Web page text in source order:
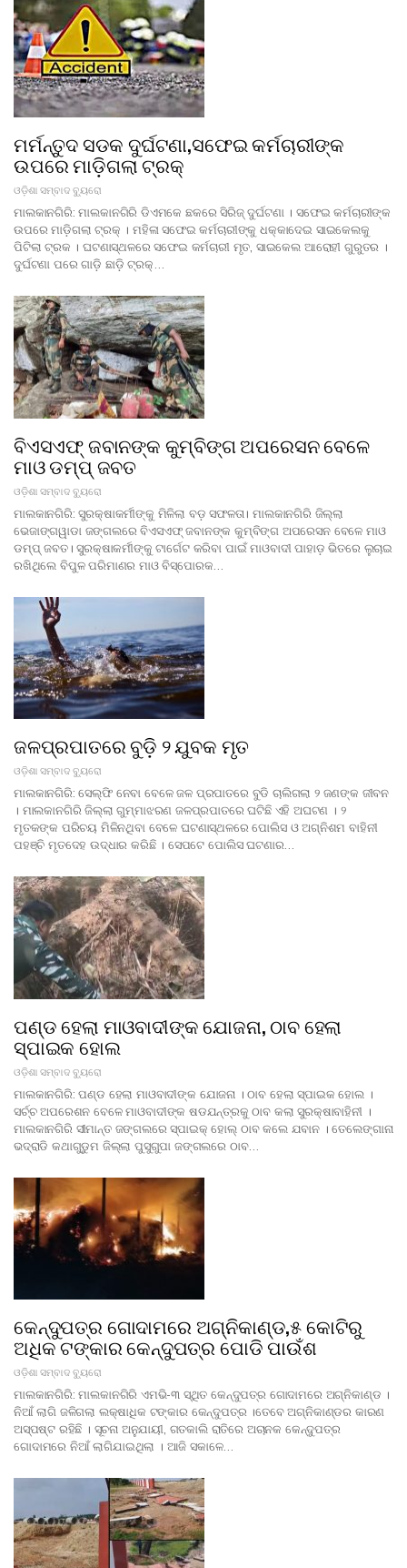
ମର୍ମନ୍ତୁଦ ସଡକ ଦୁର୍ଘଟଣା,ସଫେଇ କର୍ମଚାରୀଙ୍କ
ଉପରେ ମାଡ଼ିଗଲା ଟ୍ରକ୍‌
ଓଡ଼ିଶା ସମ୍ବାଦ ବ୍ୟୁରୋ
ମାଲକାନଗିରି: ମାଲକାନଗିରି ଡିଏମକେ ଛକରେ ସିରିଜ୍‌ ଦୁର୍ଘଟଣା । ସଫେଇ କର୍ମଚାରୀଙ୍କ
ଉପରେ ମାଡ଼ିଗଲା ଟ୍ରକ୍‌ । ମହିଳା ସଫେଇ କର୍ମଚାରୀଙ୍କୁ ଧକ୍କାଦେଇ ସାଇକେଲକୁ
ପିଟିଲା ଟ୍ରକ । ଘଟଣାସ୍ଥଳରେ ସଫେଇ କର୍ମଚାରୀ ମୃତ, ସାଇକେଲ ଆରୋହୀ ଗୁରୁତର ।
ଦୁର୍ଘଟଣା ପରେ ଗାଡ଼ି ଛାଡ଼ି ଟ୍ରକ୍‌…
ବିଏସଏଫ୍ ଜବାନଙ୍କ କୁମ୍ବିଙ୍ଗ ଅପରେସନ ବେଳେ
ମାଓ ଡମ୍ପ୍ ଜବତ
ଓଡ଼ିଶା ସମ୍ବାଦ ବ୍ୟୁରୋ
ମାଲକାନଗିରି: ସୁରକ୍ଷାକର୍ମୀଙ୍କୁ ମିଳିଲା ବଡ଼ ସଫଳତା। ମାଲକାନଗିରି ଜିଲ୍ଲା
ଭେଜାଙ୍ଗୱାଡା ଜଙ୍ଗଲରେ ବିଏସଏଫ୍ ଜବାନଙ୍କ କୁମ୍ବିଙ୍ଗ ଅପରେସନ ବେଳେ ମାଓ
ଡମ୍ପ୍ ଜବତ। ସୁରକ୍ଷାକର୍ମୀଙ୍କୁ ଟାର୍ଗେଟ କରିବା ପାଇଁ ମାଓବାଦୀ ପାହାଡ଼ ଭିତରେ ଲୁଚାଇ
ରଖିଥିଲେ ବିପୁଳ ପରିମାଣର ମାଓ ବିସ୍ପୋରକ…
ଜଳପ୍ରପାତରେ ବୁଡ଼ି ୨ ଯୁବକ ମୃତ
ଓଡ଼ିଶା ସମ୍ବାଦ ବ୍ୟୁରୋ
ମାଲକାନଗିରି: ସେଲ୍ଫି ନେବା ବେଳେ ଜଳ ପ୍ରପାତରେ ବୁଡି ଚାଲିଗଲା ୨ ଜଣଙ୍କ ଜୀବନ
। ମାଲକାନଗିରି ଜିଲ୍ଲା ଗୁମ୍ମାଝରଣ ଜଳପ୍ରପାତରେ ଘଟିଛି ଏହି ଅଘଟଣ । ୨
ମୃତକଙ୍କ ପରିଚୟ ମିଳିନଥିବା ବେଳେ ଘଟଣାସ୍ଥଳରେ ପୋଲିସ ଓ ଅଗ୍ନିଶମ ବାହିନୀ
ପହଞ୍ଚି ମୃତଦେହ ଉଦ୍ଧାର କରିଛି । ସେପଟେ ପୋଲିସ ଘଟଣାର…
ପଣ୍ଡ ହେଲା ମାଓବାଦୀଙ୍କ ଯୋଜନା, ଠାବ ହେଲା
ସ୍ପାଇକ ହୋଲ
ଓଡ଼ିଶା ସମ୍ବାଦ ବ୍ୟୁରୋ
ମାଲକାନଗିରି: ପଣ୍ଡ ହେଲା ମାଓବାଦୀଙ୍କ ଯୋଜନା । ଠାବ ହେଲା ସ୍ପାଇକ ହୋଲ ।
ସର୍ଚ୍ଚ ଅପରେଶନ ବେଳେ ମାଓବାଦୀଙ୍କ ଷଡଯନ୍ତ୍ରକୁ ଠାବ କଲା ସୁରକ୍ଷାବାହିନୀ ।
ମାଲକାନଗିରି ସୀମାନ୍ତ ଜଙ୍ଗଲରେ ସ୍ପାଇକ୍‌ ହୋଲ୍‌ ଠାବ କଲେ ଯବାନ । ତେଲେଙ୍ଗାନା
ଭଦ୍ରାଡି କଥାଗୁଡୁମ ଜିଲ୍ଲା ପୁସୁଗୁପା ଜଙ୍ଗଲରେ ଠାବ…
କେନ୍ଦୁପତ୍ର ଗୋଦାମରେ ଅଗ୍ନିକାଣ୍ଡ,୫ କୋଟିରୁ
ଅଧିକ ଟଙ୍କାର କେନ୍ଦୁପତ୍ର ପୋଡି ପାଉଁଶ
ଓଡ଼ିଶା ସମ୍ବାଦ ବ୍ୟୁରୋ
ମାଲକାନଗିରି: ମାଲକାନଗିରି ଏମଭି-୩ ସ୍ଥିତ କେନ୍ଦୁପତ୍ର ଗୋଦାମରେ ଅଗ୍ନିକାଣ୍ଡ ।
ନିଆଁ ଲାଗି ଜଳିଗଲା ଲକ୍ଷାଧିକ ଟଙ୍କାର କେନ୍ଦୁପତ୍ର ।ତେବେ ଅଗ୍ନିକାଣ୍ଡର କାରଣ
ଅସ୍ପଷ୍ଟ ରହିଛି । ସୂଚନା ଅନୁଯାୟୀ, ଗତକାଲି ରାତିରେ ଅଚାନକ କେନ୍ଦୁପତ୍ର
ଗୋଦାମରେ ନିଆଁ ଲାଗିଯାଇଥିଲା । ଆଜି ସକାଳେ…